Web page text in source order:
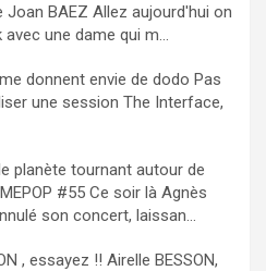
Joan BAEZ Allez aujourd'hui on
une dame qui m...
me donnent envie de dodo Pas
une session The Interface,
planète tournant autour de
#55 Ce soir là Agnès
son concert, laissan...
, essayez !! Airelle BESSON,